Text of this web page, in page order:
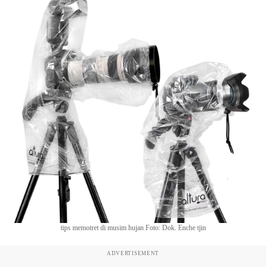
tips memotret di musim hujan Foto: Dok. Enche tjin
ADVERTISEMENT